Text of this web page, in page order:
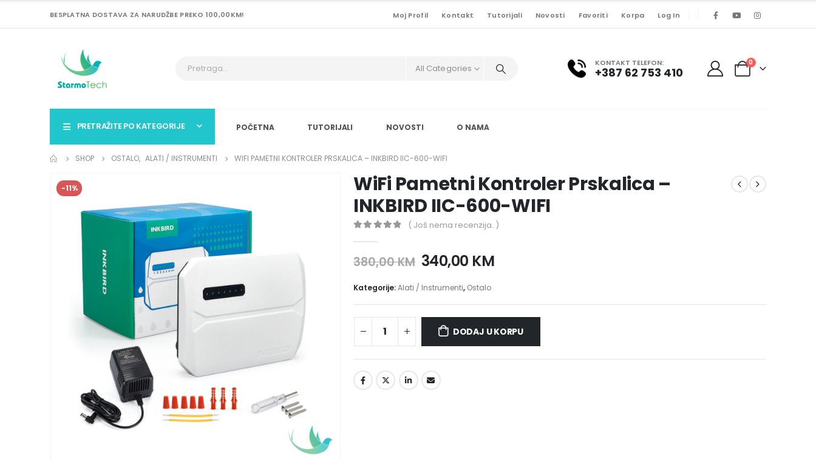
BESPLATNA DOSTAVA ZA NARUDŽBE PREKO 100,00KM! Moj Profil Kontakt Tutorijali Novosti Favoriti Korpa Log In
All Categories KONTAKT TELEFON:
+387 62 753 410
0
PRETRAŽITE PO KATEGORIJE POČETNA TUTORIJALI NOVOSTI O NAMA
SHOP OSTALO, ALATI / INSTRUMENTI WIFI PAMETNI KONTROLER PRSKALICA – INKBIRD IIC-600-WIFI
-11%
WiFi Pametni Kontroler Prskalica –
INKBIRD IIC-600-WIFI
( Još nema recenzija. )
380,00KM Original
price
was:
380,00 KM.
340,00 KMCurrent
340,00 KM.
Kategorije:Alati / Instrumenti, Ostalo
DODAJ U KORPU